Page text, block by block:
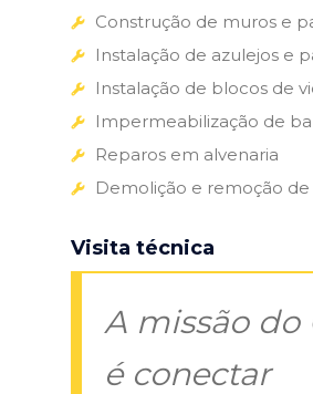
Construção de muros e
Instalação de azulejos e
Instalação de blocos de
Impermeabilização de
Reparos em alvenaria
Demolição e remoção
Visita técnica
A missão do
é conectar